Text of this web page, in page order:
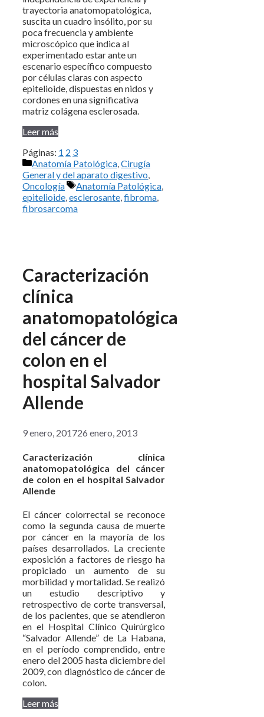
trayectoria anatomopatológica,
suscita un cuadro insólito, por su
poca frecuencia y ambiente
microscópico que indica al
experimentado estar ante un
escenario específico compuesto
por células claras con aspecto
epitelioide, dispuestas en nidos y
cordones en una significativa
matriz colágena esclerosada.
Leer más
Páginas: 1 2 3
Categorías
Anatomía Patológica Cirugía
General y del aparato digestivo
Oncología
Etiquetas
Anatomía Patológica
epitelioide esclerosante fibroma
fibrosarcoma
Caracterización
clínica
anatomopatológica
del cáncer de
colon en el
hospital Salvador
Allende
9 enero, 201726 enero, 2013
Caracterización clínica
anatomopatológica del cáncer
de colon en el hospital Salvador
Allende
El cáncer colorrectal se reconoce
como la segunda causa de muerte
por cáncer en la mayoría de los
países desarrollados. La creciente
exposición a factores de riesgo ha
propiciado un aumento de su
morbilidad y mortalidad. Se realizó
un estudio descriptivo y
retrospectivo de corte transversal,
de los pacientes, que se atendieron
en el Hospital Clínico Quirúrgico
“Salvador Allende” de La Habana,
en el período comprendido, entre
enero del 2005 hasta diciembre del
2009, con diagnóstico de cáncer de
colon.
Leer más